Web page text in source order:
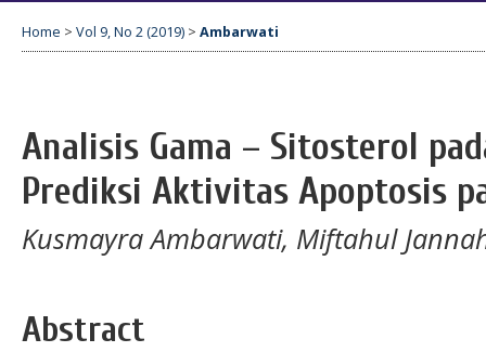
Home > Vol 9, No 2 (2019) > Ambarwati
Analisis Gama – Sitosterol
Prediksi Aktivitas Apoptosis
Kusmayra Ambarwati, Miftahul
Abstract